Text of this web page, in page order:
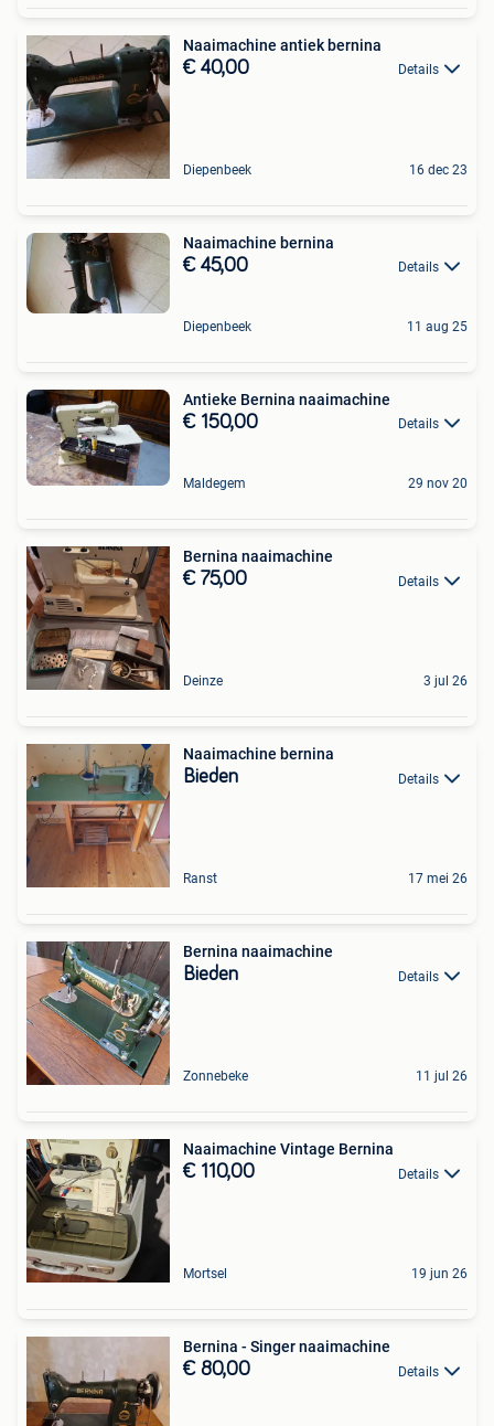
Naaimachine antiek bernina
€ 40,00 Details
Diepenbeek 16 dec 23
Naaimachine bernina
€ 45,00 Details
Diepenbeek 11 aug 25
Antieke Bernina naaimachine
€ 150,00 Details
Maldegem 29 nov 20
Bernina naaimachine
€ 75,00 Details
Deinze 3 jul 26
Naaimachine bernina
Bieden Details
Ranst 17 mei 26
Bernina naaimachine
Bieden Details
Zonnebeke 11 jul 26
Naaimachine Vintage Bernina
€ 110,00 Details
Mortsel 19 jun 26
Bernina - Singer naaimachine
€ 80,00 Details